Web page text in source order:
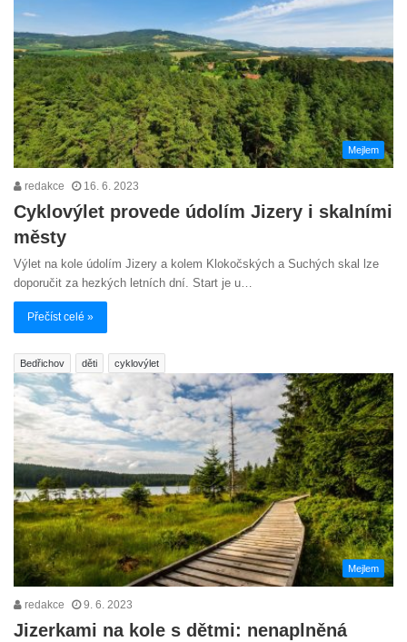
Mejlem
redakce 16. 6. 2023
Cyklovýlet provede údolím Jizery i skalními
městy
Výlet na kole údolím Jizery a kolem Klokočských a Suchých skal lze
doporučit za hezkých letních dní. Start je u…
Přečíst celé »
Bedřichov děti cyklovýlet
Mejlem
redakce 9. 6. 2023
Jizerkami na kole s dětmi: nenaplněná